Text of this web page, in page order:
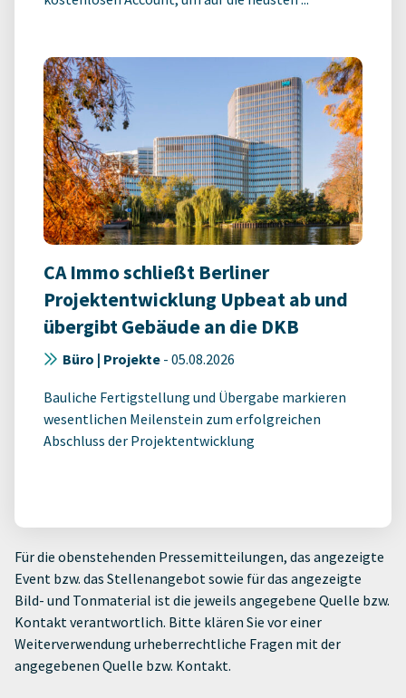
CA Immo schließt Berliner
Projektentwicklung Upbeat ab und
übergibt Gebäude an die DKB
Büro | Projekte - 05.08.2026
Bauliche Fertigstellung und Übergabe markieren
wesentlichen Meilenstein zum erfolgreichen
Abschluss der Projektentwicklung
Für die obenstehenden Pressemitteilungen, das angezeigte
Event bzw. das Stellenangebot sowie für das angezeigte
Bild- und Tonmaterial ist die jeweils angegebene Quelle bzw.
Kontakt verantwortlich. Bitte klären Sie vor einer
Weiterverwendung urheberrechtliche Fragen mit der
angegebenen Quelle bzw. Kontakt.